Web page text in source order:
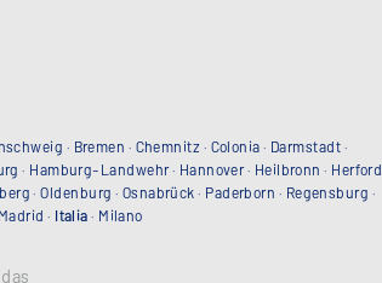
· Bremen · Chemnitz · Colonia · Darmstadt ·
· Hamburg-Landwehr· Hannover· Heilbronn · Herford
·Oldenburg · Osnabrück · Paderborn · Regensburg ·
Madrid · Italia · Milano